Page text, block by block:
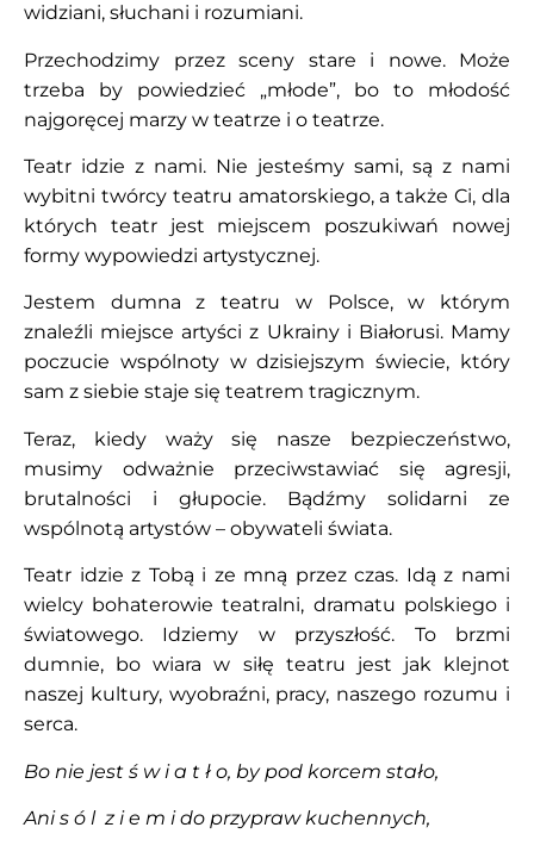
widziani, słuchani i rozumiani.
Przechodzimy przez sceny stare i nowe. Może
trzeba by powiedzieć „młode”, bo to młodość
najgoręcej marzy w teatrze i o teatrze.
Teatr idzie z nami. Nie jesteśmy sami, są z nami
wybitni twórcy teatru amatorskiego, a także Ci, dla
których teatr jest miejscem poszukiwań nowej
formy wypowiedzi artystycznej.
Jestem dumna z teatru w Polsce, w którym
znaleźli miejsce artyści z Ukrainy i Białorusi. Mamy
poczucie wspólnoty w dzisiejszym świecie, który
sam z siebie staje się teatrem tragicznym.
Teraz, kiedy waży się nasze bezpieczeństwo,
musimy odważnie przeciwstawiać się agresji,
brutalności i głupocie. Bądźmy solidarni ze
wspólnotą artystów – obywateli świata.
Teatr idzie z Tobą i ze mną przez czas. Idą z nami
wielcy bohaterowie teatralni, dramatu polskiego i
światowego. Idziemy w przyszłość. To brzmi
dumnie, bo wiara w siłę teatru jest jak klejnot
naszej kultury, wyobraźni, pracy, naszego rozumu i
serca.
Bo nie jest ś w i a t ł o, by pod korcem stało,
Ani s ó l z i e m i do przypraw kuchennych,